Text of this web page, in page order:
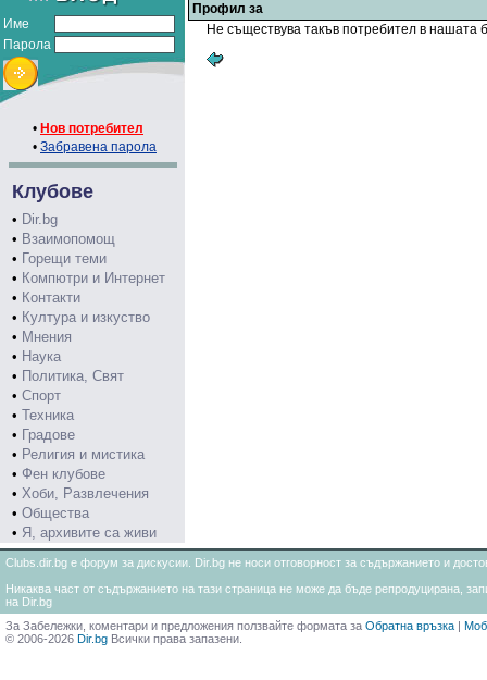
Име
Парола
• Нов потребител
• Забравена парола
Клубове
• Dir.bg
• Взаимопомощ
• Горещи теми
• Компютри и Интернет
• Контакти
• Култура и изкуство
• Мнения
• Наука
• Политика, Свят
• Спорт
• Техника
• Градове
• Религия и мистика
• Фен клубове
• Хоби, Развлечения
• Общества
• Я, архивите са живи
Профил за
Не съществува такъв потребител в нашата
Clubs.dir.bg е форум за дискусии. Dir.bg не носи отговорност за съдържанието и
Никаква част от съдържанието на тази страница не може да бъде репродуцирана,
на Dir.bg
За Забележки, коментари и предложения ползвайте формата за Обратна връзка |
© 2006-2026 Dir.bg Всички права запазени.